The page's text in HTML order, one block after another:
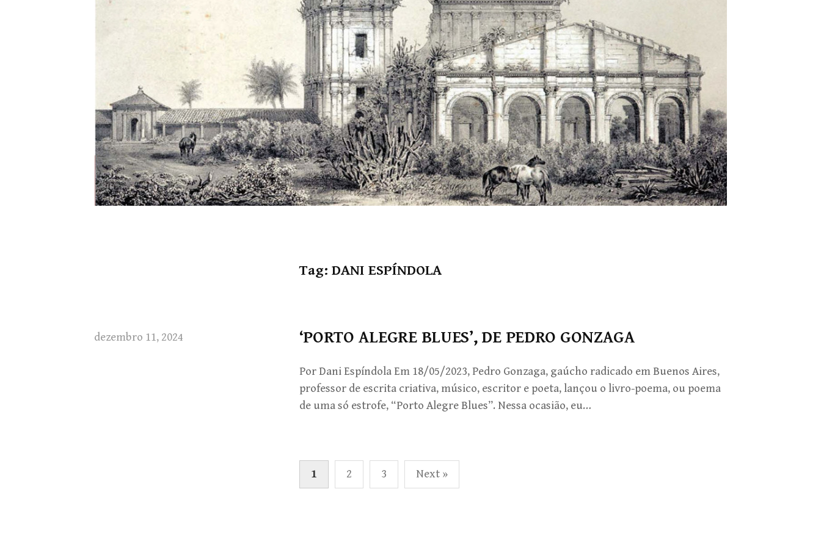
Tag: DANI ESPÍNDOLA
dezembro 11, 2024 ‘PORTO ALEGRE BLUES’, DE PEDRO GONZAGA
Por Dani Espíndola Em 18/05/2023, Pedro Gonzaga, gaúcho radicado em Buenos Aires,
professor de escrita criativa, músico, escritor e poeta, lançou o livro-poema, ou poema
de uma só estrofe, “Porto Alegre Blues”. Nessa ocasião, eu…
Paginação
de
1 2 3 Next »